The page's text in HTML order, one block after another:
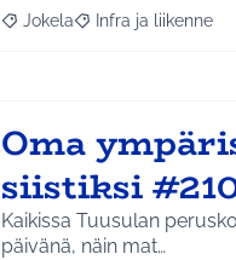
Rajaa tulokset aihepiirin
Jokela Rajaa tulokset
Infra ja liikenne
Oma
siistiksi
Kaikissa Tuusulan
päivänä, näin mat…